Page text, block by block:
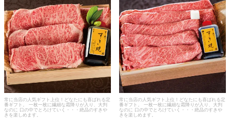
常に当店の人気ギフト上位！どなたにも喜ばれる定
番ギフト。 一枚一枚に繊細な霜降りが入り、大判
なのに 口の中でとろけていく・・・絶品のすきや
きを楽しめます。
常に当店の人気ギフト上位！どなたにも喜ばれる定
番ギフト。 一枚一枚に繊細な霜降りが入り、大判
なのに 口の中でとろけていく・・・絶品のすきや
きを楽しめます。